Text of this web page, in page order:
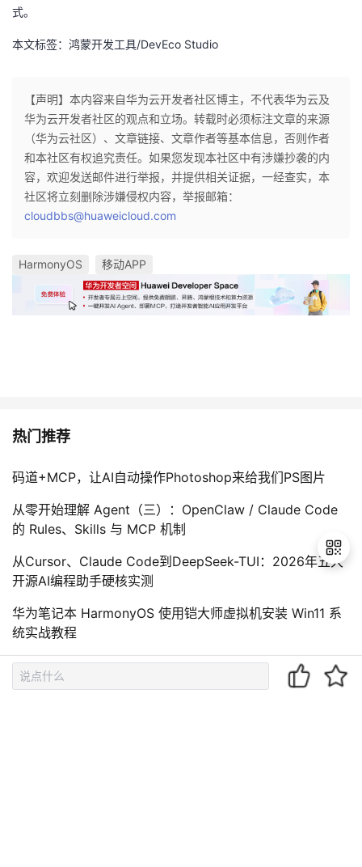
式。
本文标签：鸿蒙开发工具/DevEco Studio
【声明】本内容来自华为云开发者社区博主，不代表华为云及
华为云开发者社区的观点和立场。转载时必须标注文章的来源
（华为云社区）、文章链接、文章作者等基本信息，否则作者
和本社区有权追究责任。如果您发现本社区中有涉嫌抄袭的内
容，欢迎发送邮件进行举报，并提供相关证据，一经查实，本
社区将立刻删除涉嫌侵权内容，举报邮箱：
cloudbbs@huaweicloud.com
HarmonyOS 移动APP
热门推荐
码道+MCP，让AI自动操作Photoshop来给我们PS图片
从零开始理解 Agent（三）：OpenClaw / Claude Code
的 Rules、Skills 与 MCP 机制
从Cursor、Claude Code到DeepSeek-TUI：2026年五大
开源AI编程助手硬核实测
华为笔记本 HarmonyOS 使用铠大师虚拟机安装 Win11 系
统实战教程
从零开始学AI Agent：华为云大模型应用开发学习路径全记
录